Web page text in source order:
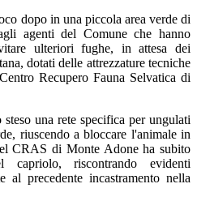
dopo in una piccola area verde di
agenti del Comune che hanno
ulteriori fughe, in attesa dei
dotati delle attrezzature tecniche
Recupero Fauna Selvatica di
una rete specifica per ungulati
riuscendo a bloccare l'animale in
CRAS di Monte Adone ha subito
riscontrando evidenti
al precedente incastramento nella